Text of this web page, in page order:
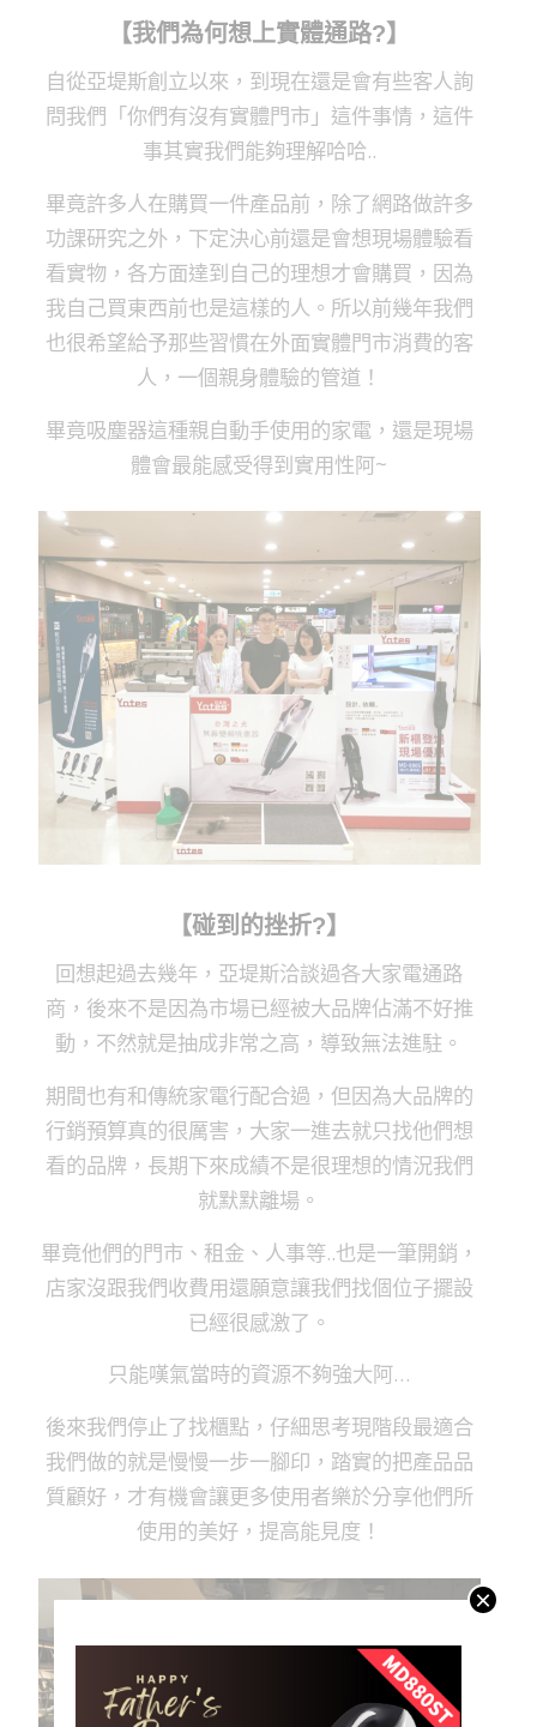
【我們為何想上實體通路?】
自從亞堤斯創立以來，到現在還是會有些客人詢
問我們「你們有沒有實體門市」這件事情，這件
事其實我們能夠理解哈哈..
畢竟許多人在購買一件產品前，除了網路做許多
功課研究之外，下定決心前還是會想現場體驗看
看實物，各方面達到自己的理想才會購買，因為
我自己買東西前也是這樣的人。所以前幾年我們
也很希望給予那些習慣在外面實體門市消費的客
人，一個親身體驗的管道！
畢竟吸塵器這種親自動手使用的家電，還是現場
體會最能感受得到實用性阿~
【碰到的挫折?】
回想起過去幾年，亞堤斯洽談過各大家電通路
商，後來不是因為市場已經被大品牌佔滿不好推
動，不然就是抽成非常之高，導致無法進駐。
期間也有和傳統家電行配合過，但因為大品牌的
行銷預算真的很厲害，大家一進去就只找他們想
看的品牌，長期下來成績不是很理想的情況我們
就默默離場。
畢竟他們的門市、租金、人事等..也是一筆開銷，
店家沒跟我們收費用還願意讓我們找個位子擺設
已經很感激了。
只能嘆氣當時的資源不夠強大阿…
後來我們停止了找櫃點，仔細思考現階段最適合
我們做的就是慢慢一步一腳印，踏實的把產品品
質顧好，才有機會讓更多使用者樂於分享他們所
使用的美好，提高能見度！
×